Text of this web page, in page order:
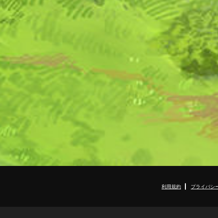
利用規約 プライバシ